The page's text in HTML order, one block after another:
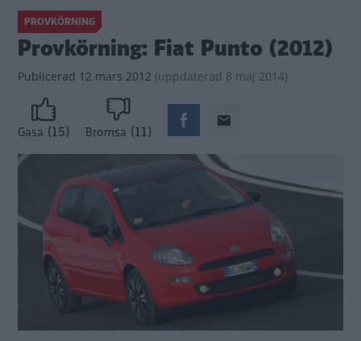
PROVKÖRNING
Provkörning: Fiat Punto (2012)
Publicerad 12 mars 2012 (uppdaterad 8 maj 2014)
Gasa (15) Bromsa (11)